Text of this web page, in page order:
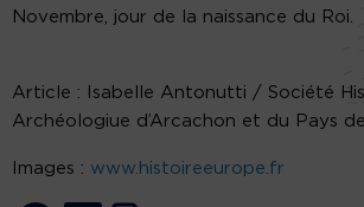
Novembre, jour de la naissance du Roi.
Article : Isabelle Antonutti / Société
Archéologiue d’Arcachon et du Pays
Images : www.histoireeurope.fr